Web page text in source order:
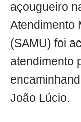
açougueiro
Atendimento
(SAMU) foi
atendimento
João Lúcio.